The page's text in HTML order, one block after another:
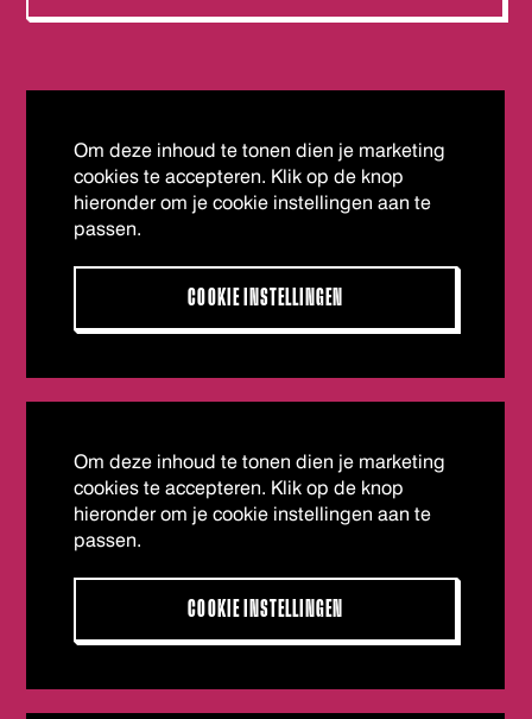
Om deze inhoud te tonen dien je marketing
cookies te accepteren. Klik op de knop
hieronder om je cookie instellingen aan te
passen.
COOKIE INSTELLINGEN
Om deze inhoud te tonen dien je marketing
cookies te accepteren. Klik op de knop
hieronder om je cookie instellingen aan te
passen.
COOKIE INSTELLINGEN